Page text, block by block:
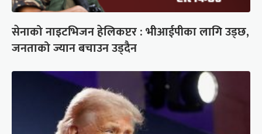
सेनाको नाइटभिजन हेलिकप्टर : भीआईपीका लागि उड्छ,
जनताको ज्यान बचाउन उड्दैन